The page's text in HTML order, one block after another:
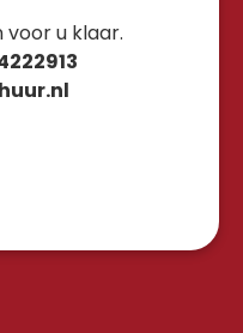
voor u klaar.